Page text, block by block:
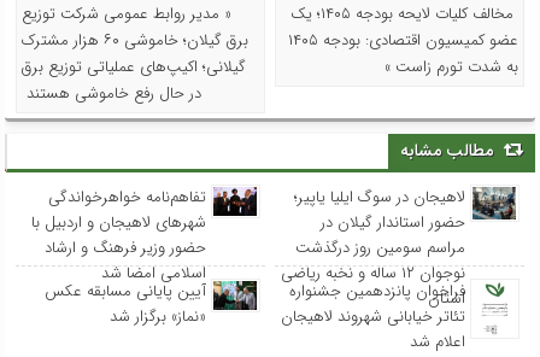
مخالف کلیات لایحه بودجه ۱۴۰۵؛ یک
عضو کمیسیون اقتصادی: بودجه ۱۴۰۵
به شدت تورم زاست »
« مدیر روابط عمومی شرکت توزیع
برق گیلان؛ خاموشی ۶۰ هزار مشترک
گیلانی؛ اکیپ‌های عملیاتی توزیع برق
در حال رفع خاموشی هستند
مطالب مشابه
لاهیجان در سوگ ایلیا یاپیر؛
حضور استاندار گیلان در
مراسم سومین روز درگذشت
نوجوان ۱۲ ساله و نخبه ریاضی
استان
تفاهم‌نامه خواهرخواندگی
شهرهای لاهیجان و اردبیل با
حضور وزیر فرهنگ و ارشاد
اسلامی امضا شد
فراخوان پانزدهمین جشنواره
تئاتر خیابانی شهروند لاهیجان
اعلام شد
آیین پایانی مسابقه عکس
«نماز» برگزار شد